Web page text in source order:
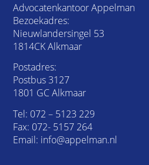
Advocatenkantoor Appelman
Bezoekadres:
Nieuwlandersingel 53
1814CK Alkmaar
Postadres:
Postbus 3127
1801 GC Alkmaar
Tel: 072 – 5123 229
Fax: 072- 5157 264
Email: info@appelman.nl